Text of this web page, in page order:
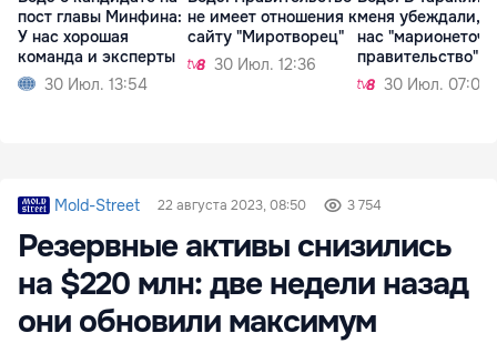
пост главы Минфина:
У нас хорошая
команда и эксперты
30 Июл. 13:54
не имеет отношения к
сайту "Миротворец"
30 Июл. 12:36
меня убеждали,
нас
правительство"
30 Июл. 07:01
Mold-Street 22 августа 2023, 08:50 3 754
Резервные активы снизились
на $220 млн: две недели назад
они обновили максимум